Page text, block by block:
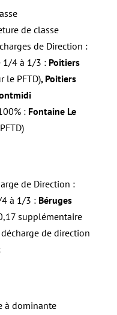
de classe
de Direction :
1/4 à 1/3 : Poitiers
le PFTD), Poitiers
: Fontaine Le
de Direction :
4 à 1/3 : Béruges
supplémentaire
de direction
à dominante